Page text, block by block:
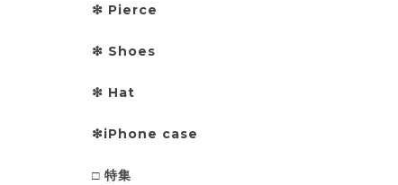
❇︎ Pierce
❇︎ Shoes
❇︎ Hat
❇︎iPhone case
□ 特集